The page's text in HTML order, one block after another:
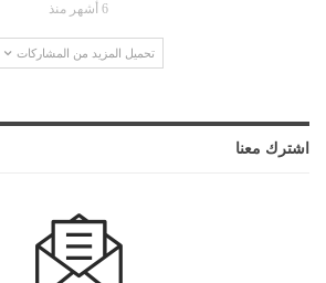
6 أشهر منذ
تحميل المزيد من المشاركات
اشترك معنا